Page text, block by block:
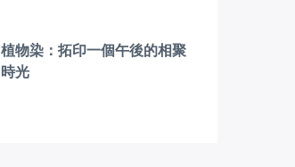
植物染：拓印一個午後的相聚
時光